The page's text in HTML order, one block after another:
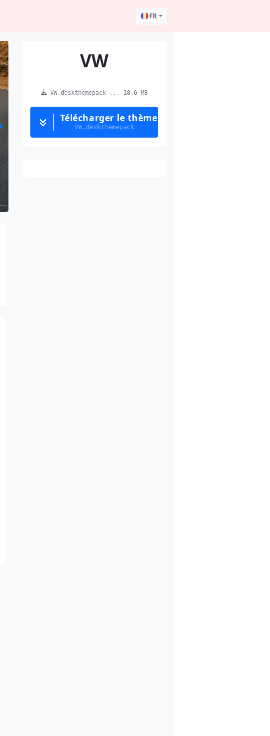
FR
VW
VW.deskthemepack ... 18.6 MB
Télécharger le thème
VW.deskthemepack